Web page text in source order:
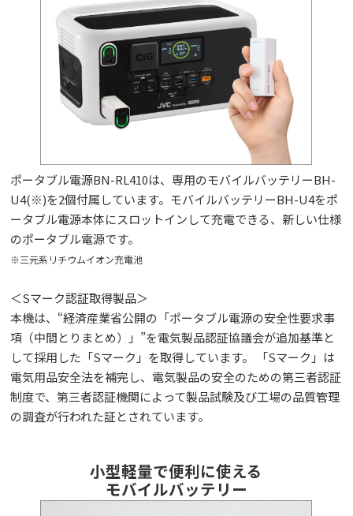
ポータブル電源BN-RL410は、専用のモバイルバッテリーBH-
U4(※)を2個付属しています。モバイルバッテリーBH-U4をポ
ータブル電源本体にスロットインして充電できる、新しい仕様
のポータブル電源です。
※三元系リチウムイオン充電池
＜Sマーク認証取得製品＞
本機は、“経済産業省公開の「ポータブル電源の安全性要求事
項（中間とりまとめ）」”を電気製品認証協議会が追加基準と
して採用した「Sマーク」を取得しています。 「Sマーク」は
電気用品安全法を補完し、電気製品の安全のための第三者認証
制度で、第三者認証機関によって製品試験及び工場の品質管理
の調査が行われた証とされています。
小型軽量で便利に使える
モバイルバッテリー